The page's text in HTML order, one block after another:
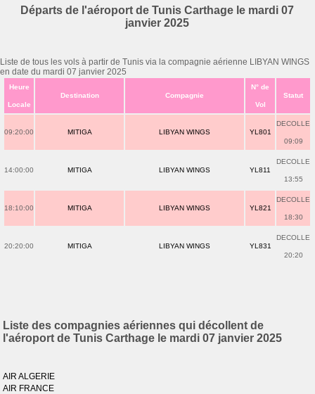
Départs de l'aéroport de Tunis Carthage le mardi 07
janvier 2025
Liste de tous les vols à partir de Tunis via la compagnie aérienne LIBYAN WINGS
en date du mardi 07 janvier 2025
Heure
Locale
Destination Compagnie
N° de
Vol
Statut
09:20:00 MITIGA LIBYAN WINGS YL801
DECOLLE
09:09
14:00:00 MITIGA LIBYAN WINGS YL811
DECOLLE
13:55
18:10:00 MITIGA LIBYAN WINGS YL821
DECOLLE
18:30
20:20:00 MITIGA LIBYAN WINGS YL831
DECOLLE
20:20
Liste des compagnies aériennes qui décollent de
l'aéroport de Tunis Carthage le mardi 07 janvier 2025
AIR ALGERIE
AIR FRANCE